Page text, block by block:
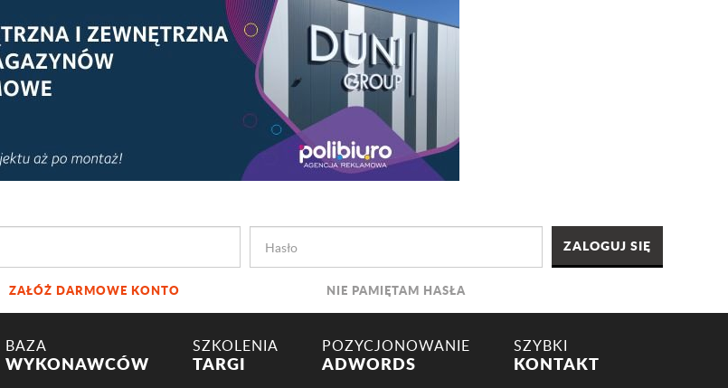
ZAŁÓŻ DARMOWE KONTO NIE PAMIĘTAM HASŁA
BAZA
WYKONAWCÓW
SZKOLENIA
TARGI
POZYCJONOWANIE
ADWORDS
SZYBKI
KONTAKT